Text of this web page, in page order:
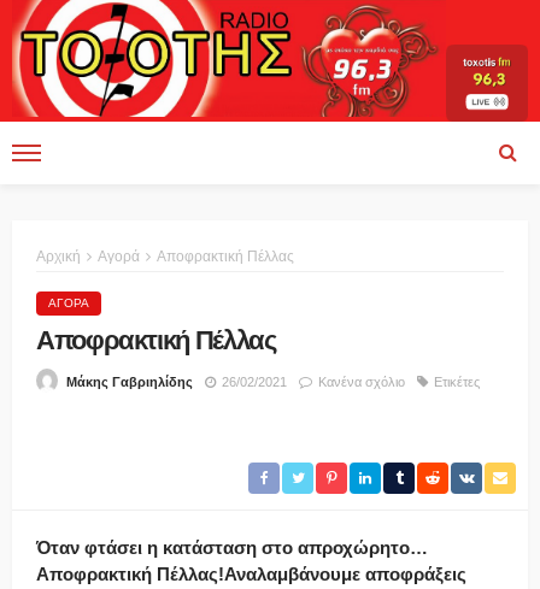
Αρχική Αγορά Αποφρακτική Πέλλας
ΑΓΟΡΆ
Αποφρακτική Πέλλας
Μάκης Γαβριηλίδης 26/02/2021 Κανένα σχόλιο Ετικέτες
Όταν φτάσει η κατάσταση στο απροχώρητο…
Αποφρακτική Πέλλας!Αναλαμβάνουμε αποφράξεις